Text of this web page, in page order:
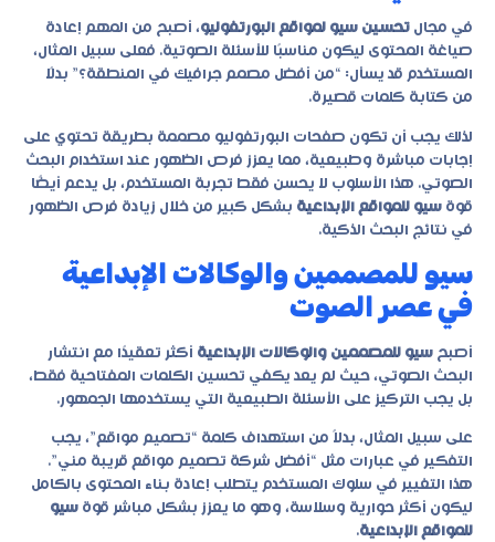
في مجال تحسين سيو لمواقع البورتفوليو، أصبح من المهم إعادة
صياغة المحتوى ليكون مناسبًا للأسئلة الصوتية. فعلى سبيل المثال،
المستخدم قد يسأل: “من أفضل مصمم جرافيك في المنطقة؟” بدلًا
من كتابة كلمات قصيرة.
لذلك يجب أن تكون صفحات البورتفوليو مصممة بطريقة تحتوي على
إجابات مباشرة وطبيعية، مما يعزز فرص الظهور عند استخدام البحث
الصوتي. هذا الأسلوب لا يحسن فقط تجربة المستخدم، بل يدعم أيضًا
قوة سيو للمواقع الإبداعية بشكل كبير من خلال زيادة فرص الظهور
في نتائج البحث الذكية.
سيو للمصممين والوكالات الإبداعية
في عصر الصوت
أصبح سيو للمصممين والوكالات الإبداعية أكثر تعقيدًا مع انتشار
البحث الصوتي، حيث لم يعد يكفي تحسين الكلمات المفتاحية فقط،
بل يجب التركيز على الأسئلة الطبيعية التي يستخدمها الجمهور.
على سبيل المثال، بدلاً من استهداف كلمة “تصميم مواقع”، يجب
التفكير في عبارات مثل “أفضل شركة تصميم مواقع قريبة مني”.
هذا التغيير في سلوك المستخدم يتطلب إعادة بناء المحتوى بالكامل
ليكون أكثر حوارية وسلاسة، وهو ما يعزز بشكل مباشر قوة سيو
للمواقع الإبداعية.